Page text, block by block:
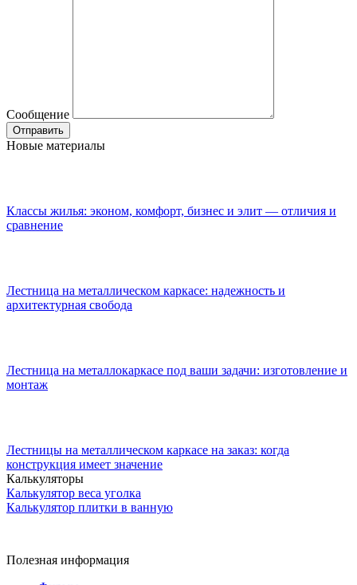
Сообщение
Новые материалы
Классы жилья: эконом, комфорт, бизнес и элит — отличия и
сравнение
Лестница на металлическом каркасе: надежность и
архитектурная свобода
Лестница на металлокаркасе под ваши задачи: изготовление и
монтаж
Лестницы на металлическом каркасе на заказ: когда
конструкция имеет значение
Калькуляторы
Калькулятор веса уголка
Калькулятор плитки в ванную
Полезная информация